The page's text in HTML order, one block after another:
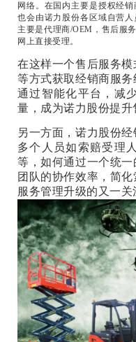
网络。在国内主要是授权经
也会由诺力股份各区域自营
主要是代理商/OEM，售后服
网上直接受理。
在这样一个售后服务
等方式获取经销商服务
通过智能化平台，减
量，成为诺力股份提升
另一方面，诺力股份
多个人员如索赔受理
等，如何通过一个统
团队的协作效率，简
服务管理升级的又一关